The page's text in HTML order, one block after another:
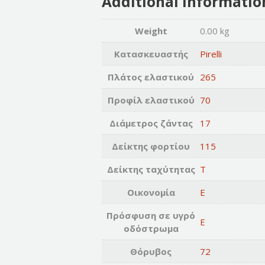
Weight
0.00 kg
Κατασκευαστής
Pirelli
Πλάτος ελαστικού 265
Προφίλ ελαστικού 70
Διάμετρος ζάντας
17
Δείκτης φορτίου
115
Δείκτης ταχύτητας T
Οικονομία
E
Πρόσφυση σε υγρό
οδόστρωμα
E
Θόρυβος 72